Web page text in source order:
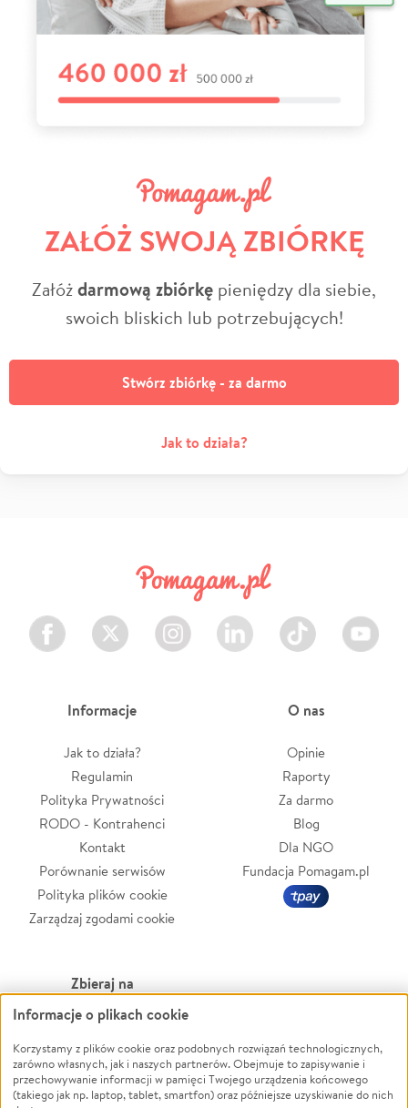
ZAŁÓŻ SWOJĄ ZBIÓRKĘ
Załóżdarmową zbiórkę pieniędzy dla siebie,
swoich bliskich lub potrzebujących!
Stwórz zbiórkę - za darmo
Jak to działa?
Facebook Twitter Instagram LinkedIn TikTok Youtube
Informacje
Jak to działa?
Regulamin
Polityka Prywatności
RODO - Kontrahenci
Kontakt
Porównanie serwisów
Polityka plików cookie
Zarządzaj zgodami cookie
O nas
Opinie
Raporty
Za darmo
Blog
Dla NGO
Fundacja Pomagam.pl
Zbieraj na
Leczenie
Zwierzęta
Pożar
Ukraina
Powódź
Wichura
NGO
Informacje o plikach cookie
Korzystamy z plików cookie oraz podobnych rozwiązań technologicznych,
zarówno własnych, jak i naszych partnerów. Obejmuje to zapisywanie i
przechowywanie informacji w pamięci Twojego urządzenia końcowego
(takiego jak np. laptop, tablet, smartfon) oraz późniejsze uzyskiwanie do nich